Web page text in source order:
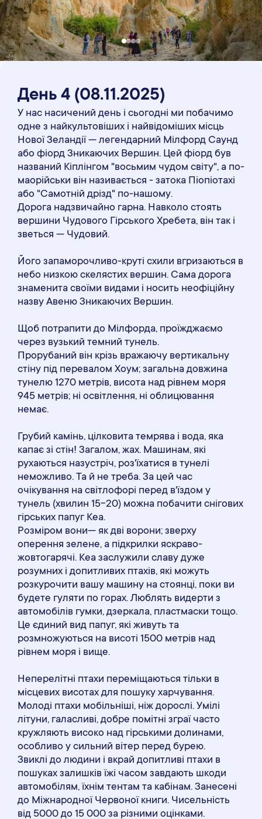
День 4 (08.11.2025)
У нас насичений день і сьогодні ми побачимо
одне з найкультовіших і найвідоміших місць
Нової Зеландії — легендарний Мілфорд Саунд
або фіорд Зникаючих Вершин. Цей фіорд був
названий Кіплінгом "восьмим чудом світу", а по-
маорійськи він називається - затока Піопіотахі
або "Самотній дрізд" по-нашому.
Дорога надзвичайно гарна. Навколо стоять
вершини Чудового Гірського Хребета, він так і
зветься — Чудовий.
Його запаморочливо-круті схили вгризаються в
небо низкою скелястих вершин. Сама дорога
знаменита своїми видами і носить неофіційну
назву Авеню Зникаючих Вершин.
Щоб потрапити до Мілфорда, проїжджаємо
через вузький темний тунель.
Прорубаний він крізь вражаючу вертикальну
стіну під перевалом Хоум; загальна довжина
тунелю 1270 метрів, висота над рівнем моря
945 метрів; ні освітлення, ні облицювання
немає.
Грубий камінь, цілковита темрява і вода, яка
капає зі стін! Загалом, жах. Машинам, які
рухаються назустріч, роз'їхатися в тунелі
неможливо. Та й не треба. За цей час
очікування на світлофорі перед в'їздом у
тунель (хвилин 15-20) можна побачити снігових
гірських папуг Кеа.
Розміром вони— як дві ворони; зверху
оперення зелене, а підкрилки яскраво-
жовтогарячі. Кеа заслужили славу дуже
розумних і допитливих птахів, які можуть
розкурочити вашу машину на стоянці, поки ви
будете гуляти по горах. Люблять видерти з
автомобілів гумки, дзеркала, пластмаски тощо.
Це єдиний вид папуг, які живуть та
розмножуються на висоті 1500 метрів над
рівнем моря і вище.
Неперелітні птахи переміщаються тільки в
місцевих висотах для пошуку харчування.
Молоді птахи мобільніші, ніж дорослі. Умілі
літуни, галасливі, добре помітні зграї часто
кружляють високо над гірськими долинами,
особливо у сильний вітер перед бурею.
Звиклі до людини і вкрай допитливі птахи в
пошуках залишків їжі часом завдають шкоди
автомобілям, їхнім тентам та кабінам. Занесені
до Міжнародної Червоної книги. Чисельність
від 5000 до 15 000 за різними оцінками.